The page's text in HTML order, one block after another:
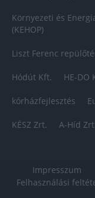
Környezeti és
(KEHOP)
Liszt Ferenc
Hódút Kft. HE-DO
kórházfejlesztés
KÉSZ Zrt. A-Híd Zrt.
Impresszum
Felhasználási